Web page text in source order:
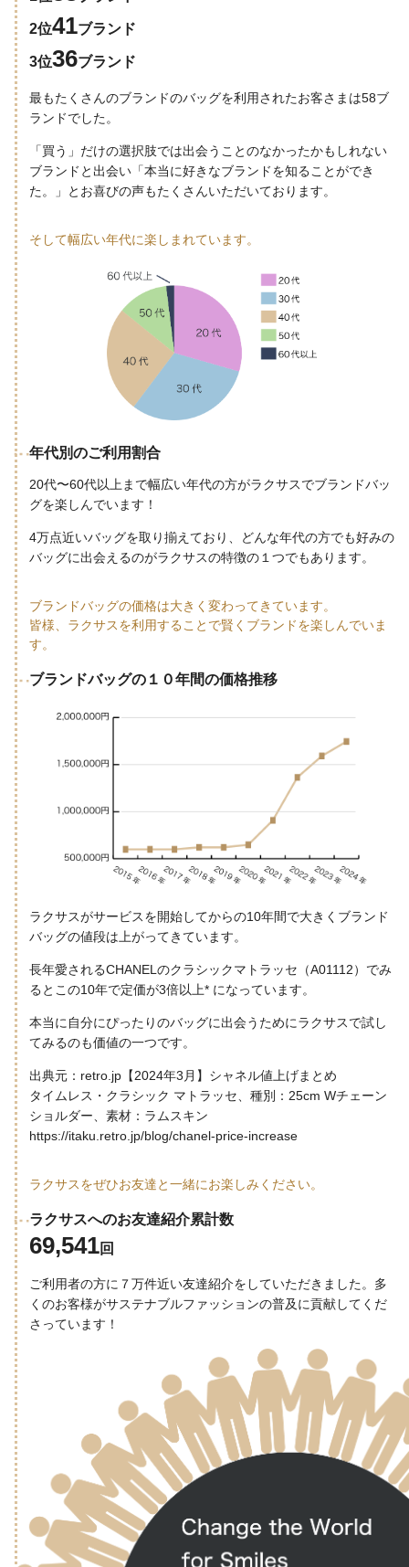
2位41ブランド
3位36ブランド
最もたくさんのブランドのバッグを利用されたお客さまは58ブ
ランドでした。
「買う」だけの選択肢では出会うことのなかったかもしれない
ブランドと出会い「本当に好きなブランドを知ることができ
た。」とお喜びの声もたくさんいただいております。
そして幅広い年代に楽しまれています。
年代別のご利用割合
20代〜60代以上まで幅広い年代の方がラクサスでブランドバッ
グを楽しんでいます！
4万点近いバッグを取り揃えており、どんな年代の方でも好みの
バッグに出会えるのがラクサスの特徴の１つでもあります。
ブランドバッグの価格は大きく変わってきています。
皆様、ラクサスを利用することで賢くブランドを楽しんでいま
す。
ブランドバッグの１０年間の価格推移
ラクサスがサービスを開始してからの10年間で大きくブランド
バッグの値段は上がってきています。
長年愛されるCHANELのクラシックマトラッセ（A01112）でみ
るとこの10年で定価が3倍以上* になっています。
本当に自分にぴったりのバッグに出会うためにラクサスで試し
てみるのも価値の一つです。
出典元：retro.jp【2024年3月】シャネル値上げまとめ
タイムレス・クラシック マトラッセ、種別：25cm Wチェーン
ショルダー、素材：ラムスキン
https://itaku.retro.jp/blog/chanel-price-increase
ラクサスをぜひお友達と一緒にお楽しみください。
ラクサスへのお友達紹介累計数
69,541回
ご利用者の方に７万件近い友達紹介をしていただきました。多
くのお客様がサステナブルファッションの普及に貢献してくだ
さっています！